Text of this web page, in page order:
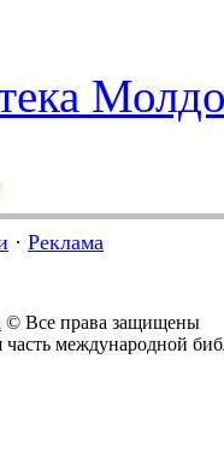
· Реклама
© Все права защищены
международной